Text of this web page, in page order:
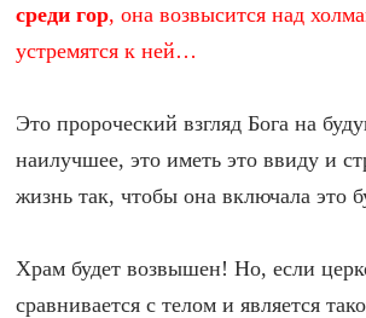
среди гор, она возвысится над
устремятся к ней…
Это пророческий взгляд Бога на
наилучшее, это иметь это ввиду и
жизнь так, чтобы она включала это
Храм будет возвышен! Но, если
сравнивается с телом и является